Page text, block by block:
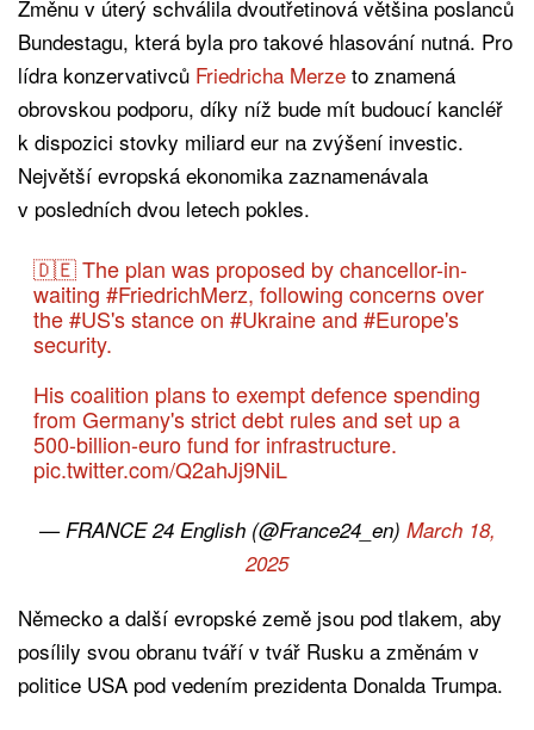
Změnu v úterý schválila dvoutřetinová většina poslanců
Bundestagu, která byla pro takové hlasování nutná. Pro
lídra konzervativců Friedricha Merze to znamená
obrovskou podporu, díky níž bude mít budoucí kancléř
k dispozici stovky miliard eur na zvýšení investic.
Největší evropská ekonomika zaznamenávala
v posledních dvou letech pokles.
🇩🇪 The plan was proposed by chancellor-in-
waiting #FriedrichMerz, following concerns over
the#US's stance on #Ukraineand #Europe's
security.
His coalition plans to exempt defence spending
from Germany's strict debt rules and set up a
500-billion-euro fund for infrastructure.
pic.twitter.com/Q2ahJj9NiL
— FRANCE 24 English (@France24_en) March 18,
2025
Německo a další evropské země jsou pod tlakem, aby
posílily svou obranu tváří v tvář Rusku a změnám v
politice USA pod vedením prezidenta Donalda Trumpa.